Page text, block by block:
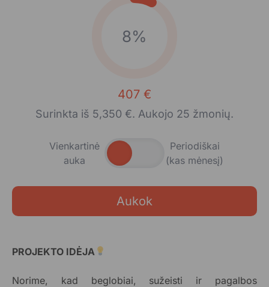
8%
407 €
Surinkta iš 5,350 €. Aukojo 25 žmonių.
Vienkartinė
auka
Periodiškai
(kas mėnesį)
Aukok
PROJEKTO IDĖJA
Norime, kad beglobiai, sužeisti ir pagalbos